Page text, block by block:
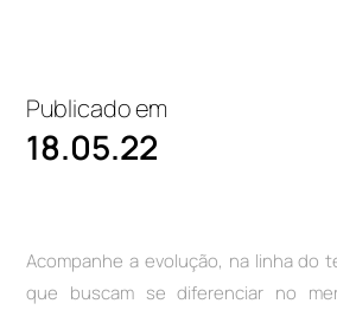
Publicado em
18.05.22
Acompanhe a evolução, na linha do
que buscam se diferenciar no